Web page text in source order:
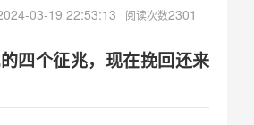
03-19 22:53:13 阅读次数2301
四个征兆，现在挽回还来